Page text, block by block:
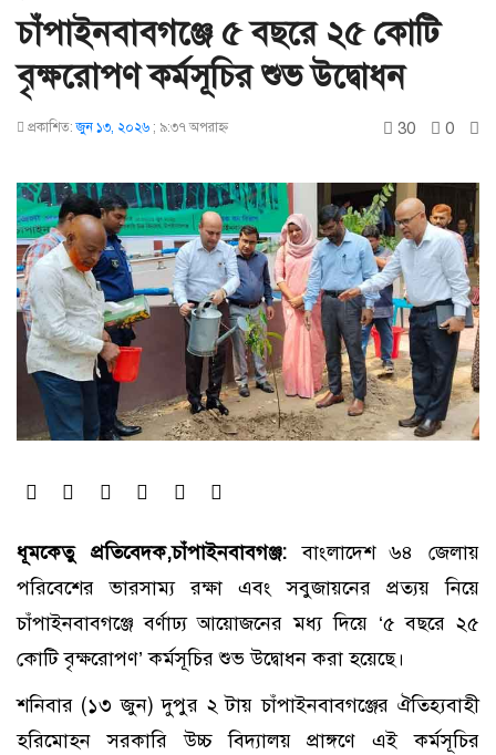
চাঁপাইনবাবগঞ্জে ৫ বছরে ২৫ কোটি
বৃক্ষরোপণ কর্মসূচির শুভ উদ্বোধন
প্রকাশিত:জুন ১৩, ২০২৬ ; ৯:৩৭ অপরাহ্ণ 30 0
ধূমকেতু প্রতিবেদক,চাঁপাইনবাবগঞ্জ:বাংলাদেশ ৬৪ জেলায়
পরিবেশের ভারসাম্য রক্ষা এবং সবুজায়নের প্রত্যয় নিয়ে
চাঁপাইনবাবগঞ্জে বর্ণাঢ্য আয়োজনের মধ্য দিয়ে ‘৫ বছরে ২৫
কোটি বৃক্ষরোপণ’ কর্মসূচির শুভ উদ্বোধন করা হয়েছে।
শনিবার (১৩ জুন) দুপুর ২ টায় চাঁপাইনবাবগঞ্জের ঐতিহ্যবাহী
হরিমোহন সরকারি উচ্চ বিদ্যালয় প্রাঙ্গণে এই কর্মসূচির